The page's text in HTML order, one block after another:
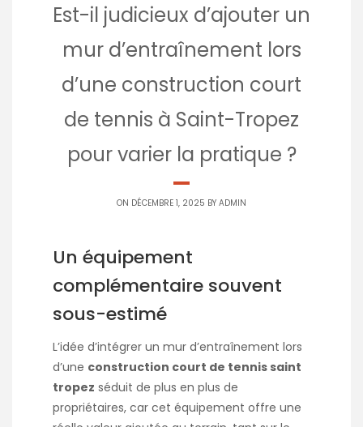
Est-il judicieux d’ajouter un
mur d’entraînement lors
d’une construction court
de tennis à Saint-Tropez
pour varier la pratique ?
ON DÉCEMBRE 1, 2025 BY ADMIN
Un équipement
complémentaire souvent
sous-estimé
L’idée d’intégrer un mur d’entraînement lors
d’une construction court de tennis saint
tropez séduit de plus en plus de
propriétaires, car cet équipement offre une